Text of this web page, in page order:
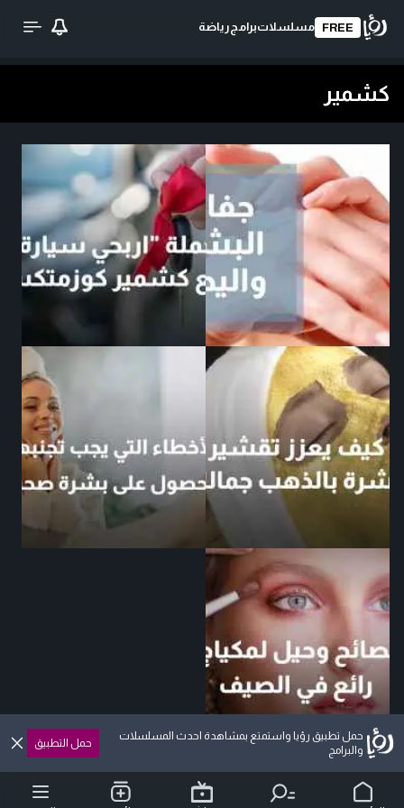
FREE مسلسلاتبرامج رياضة
كشمير
حمل تطبيق رؤيا واستمتع بمشاهدة احدث المسلسلات
والبرامج
حمل التطبيق